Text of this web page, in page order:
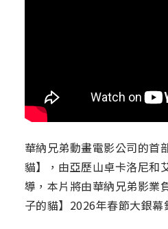
華納兄弟動畫電影公司的首
貓】，由亞歷山卓卡洛尼和
導，本片將由華納兄弟影業
子的貓】2026年春節大銀幕